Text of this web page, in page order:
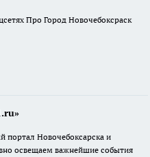
Про Город Новочебоксраск
Новочебоксарска и
освещаем важнейшие события